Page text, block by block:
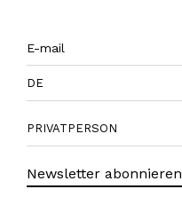
DE
PRIVATPERSON
Newsletter abonnieren